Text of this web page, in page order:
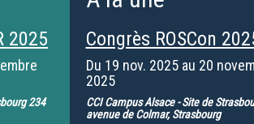
2025
234
Congrès ROSCon
Du 19 nov. 2025au 20
2025
CCI Campus Alsace - Site de
avenue de Colmar, Strasbourg